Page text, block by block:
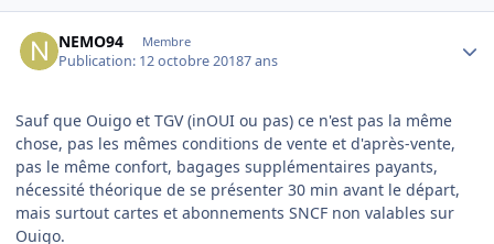
NEMO94 Membre
Publication: 12 octobre 20187 ans
Sauf que Ouigo et TGV (inOUI ou pas) ce n'est pas la même
chose, pas les mêmes conditions de vente et d'après-vente,
pas le même confort, bagages supplémentaires payants,
nécessité théorique de se présenter 30 min avant le départ,
mais surtout cartes et abonnements SNCF non valables sur
Ouigo.